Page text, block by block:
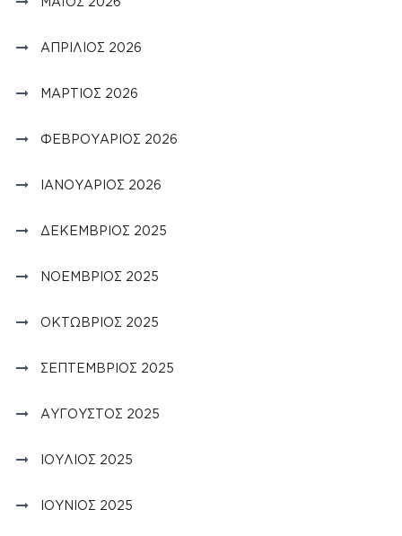
ΑΠΡΊΛΙΟΣ 2026
ΜΆΡΤΙΟΣ 2026
ΦΕΒΡΟΥΆΡΙΟΣ 2026
ΙΑΝΟΥΆΡΙΟΣ 2026
ΔΕΚΈΜΒΡΙΟΣ 2025
ΝΟΈΜΒΡΙΟΣ 2025
ΟΚΤΏΒΡΙΟΣ 2025
ΣΕΠΤΈΜΒΡΙΟΣ 2025
ΑΎΓΟΥΣΤΟΣ 2025
ΙΟΎΛΙΟΣ 2025
ΙΟΎΝΙΟΣ 2025